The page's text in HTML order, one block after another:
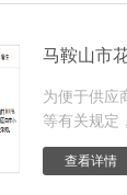
马鞍山市
为便于供应
等有关规定
查看详情